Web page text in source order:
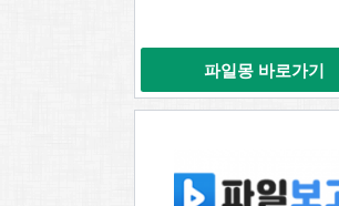
파일몽 바로가기